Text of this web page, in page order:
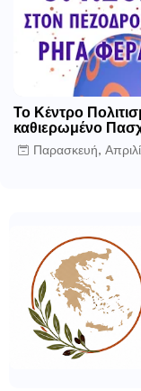
Το Κέντρο
καθιερωμένο
Παρασκευή,